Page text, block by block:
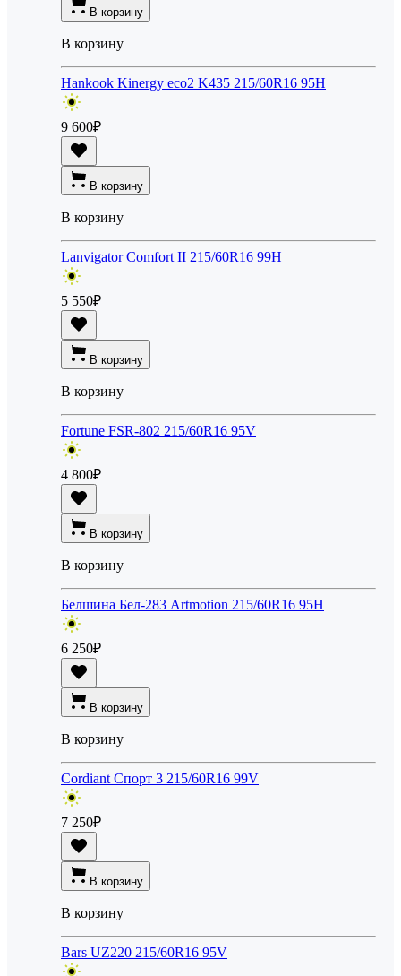
В корзину
В корзину
Hankook Kinergy eco2 K435 215/60R16 95H
9 600₽
В корзину
В корзину
Lanvigator Comfort II 215/60R16 99H
5 550₽
В корзину
В корзину
Fortune FSR-802 215/60R16 95V
4 800₽
В корзину
В корзину
Белшина Бел-283 Artmotion 215/60R16 95H
6 250₽
В корзину
В корзину
Cordiant Спорт 3 215/60R16 99V
7 250₽
В корзину
В корзину
Bars UZ220 215/60R16 95V